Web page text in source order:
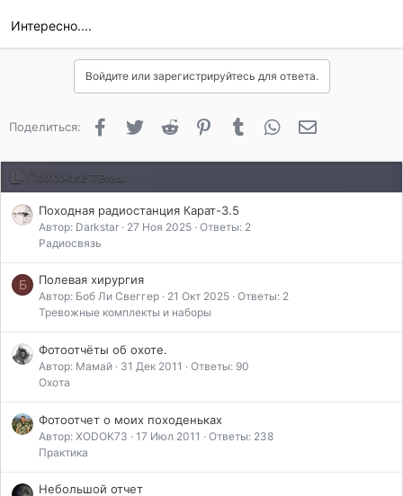
и
Интересно....
Войдите или зарегистрируйтесь для ответа.
Поделиться: FacebookTwitter Reddit PinterestTumblr WhatsApp
Похожие темы
Походная радиостанция Карат-3.5
Автор: Darkstar 27 Ноя 2025 Ответы: 2
Радиосвязь
Б Полевая хирургия
Автор: Боб Ли Свеггер 21 Окт 2025 Ответы: 2
Тревожные комплекты и наборы
Фотоотчёты об охоте.
Автор: Мамай 31 Дек 2011
Ответы: 90
Охота
Фотоотчет о моих походеньках
Автор: XODOK73 17 Июл 2011
Ответы: 238
Практика
Небольшой отчет